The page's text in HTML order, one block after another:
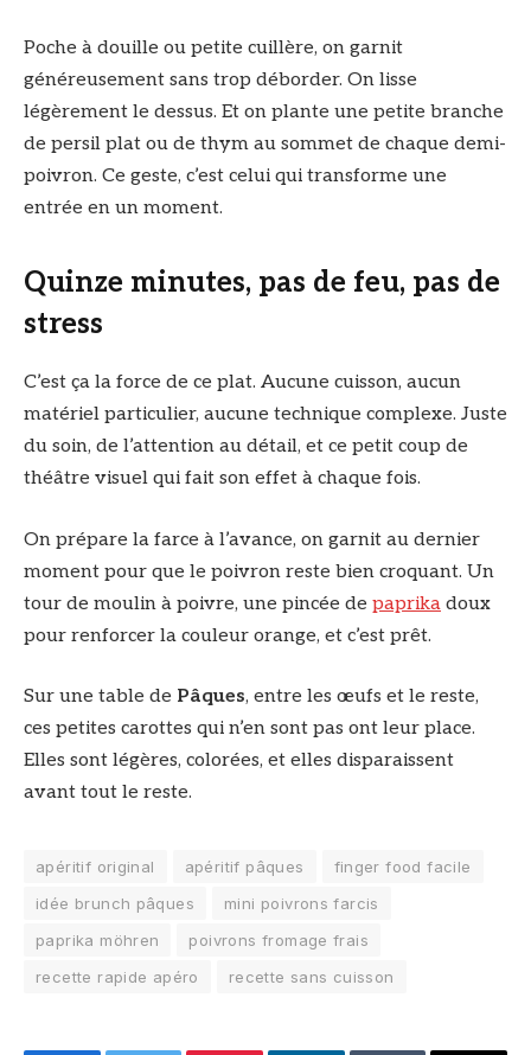
Poche à douille ou petite cuillère, on garnit
généreusement sans trop déborder. On lisse
légèrement le dessus. Et on plante une petite branche
de persil plat ou de thym au sommet de chaque demi-
poivron. Ce geste, c’est celui qui transforme une
entrée en un moment.
Quinze minutes, pas de feu, pas de
stress
C’est ça la force de ce plat. Aucune cuisson, aucun
matériel particulier, aucune technique complexe. Juste
du soin, de l’attention au détail, et ce petit coup de
théâtre visuel qui fait son effet à chaque fois.
On prépare la farce à l’avance, on garnit au dernier
moment pour que le poivron reste bien croquant. Un
tour de moulin à poivre, une pincée de paprika doux
pour renforcer la couleur orange, et c’est prêt.
Sur une table de Pâques, entre les œufs et le reste,
ces petites carottes qui n’en sont pas ont leur place.
Elles sont légères, colorées, et elles disparaissent
avant tout le reste.
apéritif original apéritif pâques
finger food facile
idée brunch pâques
mini poivrons farcis
paprika möhren
poivrons fromage frais
recette rapide apéro
recette sans cuisson